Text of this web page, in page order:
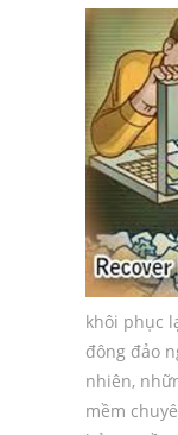
khôi phục
đông đảo
nhiên,
mềm